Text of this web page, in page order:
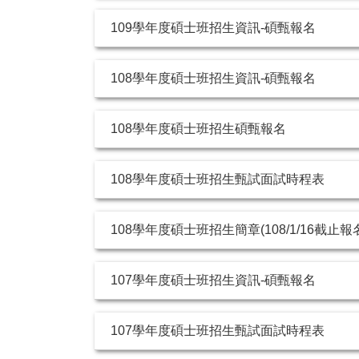
109學年度碩士班招生資訊-碩甄報名
108學年度碩士班招生資訊-碩甄報名
108學年度碩士班招生碩甄報名
108學年度碩士班招生甄試面試時程表
108學年度碩士班招生簡章(108/1/16截止報
107學年度碩士班招生資訊-碩甄報名
107學年度碩士班招生甄試面試時程表